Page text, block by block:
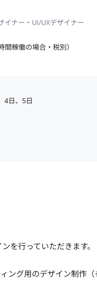
イナー・UI/UXデザイナー
稼働の場合・税別）
4日、5日
を行っていただきます。
ング用のデザイン制作